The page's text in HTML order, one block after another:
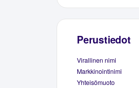
Perustiedot
Virallinen nimi
Markkinointinimi
Yhteisömuoto